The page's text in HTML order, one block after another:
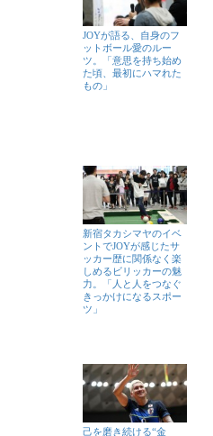
JOYが語る、自身のフ
ットボール愛のルー
ツ。「意思を持ち始め
た頃、最初にハマれた
もの」
新宿タカシマヤのイベ
ントでJOYが感じたサ
ッカー歴に関係なく楽
しめるビリッカーの魅
力。「人と人をつなぐ
きっかけになるスポー
ツ」
己を磨き続ける“金